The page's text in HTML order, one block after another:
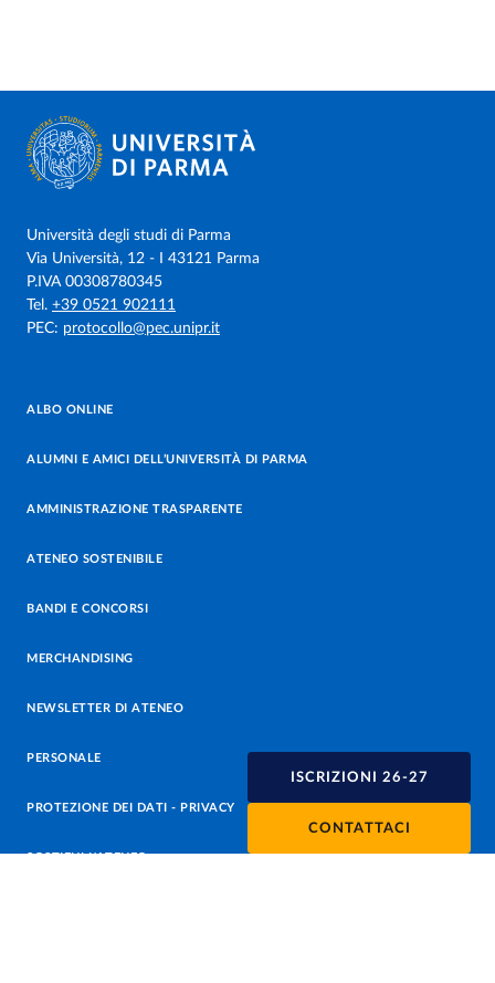
ISCRIZIONI 26-27
CONTATTACI
Università degli studi di Parma
Via Università, 12 - I 43121 Parma
P.IVA 00308780345
Tel. +39 0521 902111
PEC: protocollo@pec.unipr.it
ALBO ONLINE
ALUMNI E AMICI DELL’UNIVERSITÀ DI PARMA
AMMINISTRAZIONE TRASPARENTE
ATENEO SOSTENIBILE
BANDI E CONCORSI
MERCHANDISING
NEWSLETTER DI ATENEO
PERSONALE
PROTEZIONE DEI DATI - PRIVACY
SOSTIENI L'ATENEO